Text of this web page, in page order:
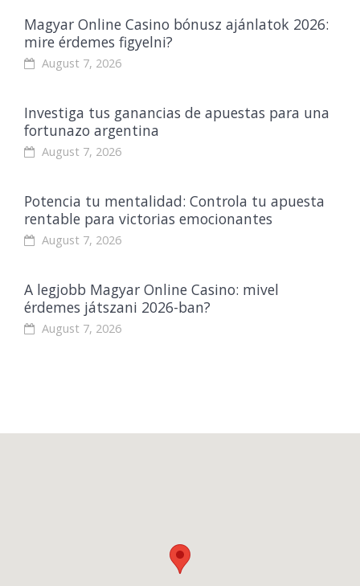
Magyar Online Casino bónusz ajánlatok 2026:
mire érdemes figyelni?
August 7, 2026
Investiga tus ganancias de apuestas para una
fortunazo argentina
August 7, 2026
Potencia tu mentalidad: Controla tu apuesta
rentable para victorias emocionantes
August 7, 2026
A legjobb Magyar Online Casino: mivel
érdemes játszani 2026-ban?
August 7, 2026